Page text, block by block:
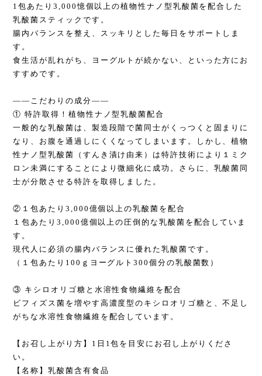
1包あたり3,000憶個以上の植物性ナノ型乳酸菌を配合した
乳酸菌スティックです。
腸内バランスを整え、スッキリとした毎日をサポートしま
す。
食生活が乱れがち、ヨーグルトが続かない、といった方にお
すすめです。
――こだわりの成分――
① 特許取得！植物性ナノ型乳酸菌配合
一般的な乳酸菌は、製造段階で菌同士がくっつくと固まりに
なり、お腹を通過しにくくなってしまいます。しかし、植物
性ナノ型乳酸菌（すんき漬け由来）は特許技術により１ミク
ロン未満にすることにより微細化に成功。さらに、乳酸菌同
士が分散させる特許を取得しました。
②１包あたり3,000億個以上の乳酸菌を配合
１包あたり3,000億個以上の圧倒的な乳酸菌を配合していま
す。
現代人に必須の腸内バランスに優れた乳酸菌です。
（１包あたり100ｇヨーグルト300個分の乳酸菌数）
③ キシロオリゴ糖と水溶性食物繊維を配合
ビフィズス菌を増やす高濃度型のキシロオリゴ糖と、不足し
がちな水溶性食物繊維を配合しています。
【お召し上がり方】1日1包を目安にお召し上がりくださ
い。
【名称】乳酸菌含有食品